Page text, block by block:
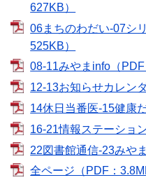
627KB）
06まちのわだい-07シ
525KB）
08-11みやまinfo（PDF
12-13お知らせカレン
14休日当番医-15健康
16-21情報ステーショ
22図書館通信-23みや
全ページ（PDF：